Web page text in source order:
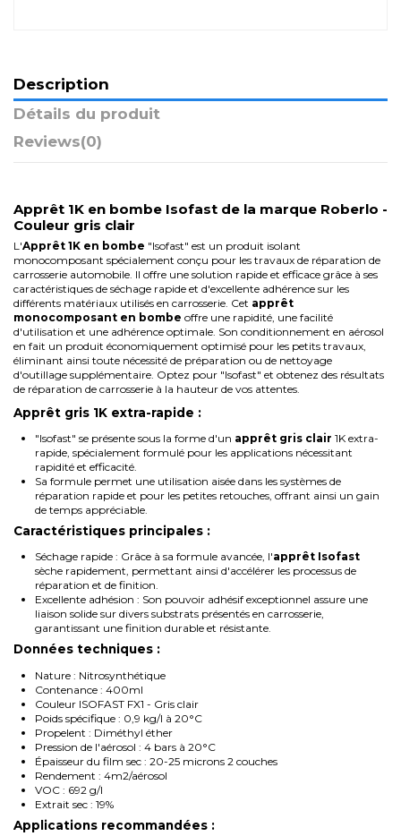
Description
Détails du produit
Reviews(0)
Apprêt 1K en bombe Isofast de la marque Roberlo -
Couleur gris clair
L'Apprêt 1K en bombe "Isofast" est un produit isolant
monocomposant spécialement conçu pour les travaux de réparation de
carrosserie automobile. Il offre une solution rapide et efficace grâce à ses
caractéristiques de séchage rapide et d'excellente adhérence sur les
différents matériaux utilisés en carrosserie. Cet apprêt
monocomposant en bombe offre une rapidité, une facilité
d'utilisation et une adhérence optimale. Son conditionnement en aérosol
en fait un produit économiquement optimisé pour les petits travaux,
éliminant ainsi toute nécessité de préparation ou de nettoyage
d'outillage supplémentaire. Optez pour "Isofast" et obtenez des résultats
de réparation de carrosserie à la hauteur de vos attentes.
Apprêt gris 1K extra-rapide :
"Isofast" se présente sous la forme d'un apprêt gris clair 1K extra-
rapide, spécialement formulé pour les applications nécessitant
rapidité et efficacité.
Sa formule permet une utilisation aisée dans les systèmes de
réparation rapide et pour les petites retouches, offrant ainsi un gain
de temps appréciable.
Caractéristiques principales :
Séchage rapide : Grâce à sa formule avancée, l'apprêt Isofast
sèche rapidement, permettant ainsi d'accélérer les processus de
réparation et de finition.
Excellente adhésion : Son pouvoir adhésif exceptionnel assure une
liaison solide sur divers substrats présentés en carrosserie,
garantissant une finition durable et résistante.
Données techniques :
Nature : Nitrosynthétique
Contenance : 400ml
Couleur ISOFAST FX1 - Gris clair
Poids spécifique : 0,9 kg/l à 20°C
Propelent : Diméthyl éther
Pression de l'aérosol : 4 bars à 20°C
Épaisseur du film sec : 20-25 microns 2 couches
Rendement : 4m2/aérosol
VOC : 692 g/l
Extrait sec : 19%
Applications recommandées :